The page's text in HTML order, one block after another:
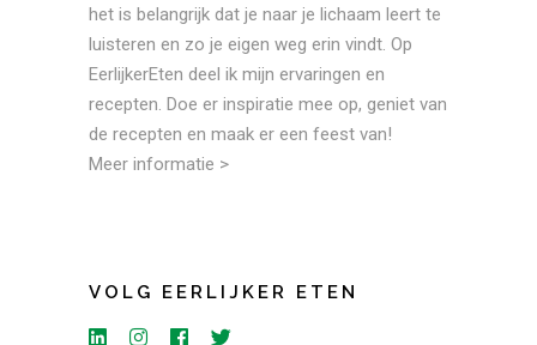
het is belangrijk dat je naar je lichaam leert te
luisteren en zo je eigen weg erin vindt. Op
EerlijkerEten deel ik mijn ervaringen en
recepten. Doe er inspiratie mee op, geniet van
de recepten en maak er een feest van!
Meer informatie >
VOLG EERLIJKER ETEN